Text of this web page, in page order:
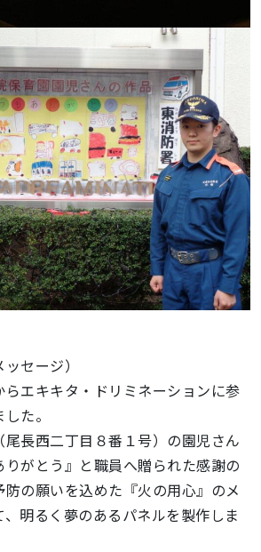
セージ）
エキキタ・ドリミネーションに参
た。
長西二丁目８番１号）の園児さん
がとう』と職員へ贈られた感謝の
の願いを込めた『火の用心』のメ
明るく夢のあるパネルを製作しま